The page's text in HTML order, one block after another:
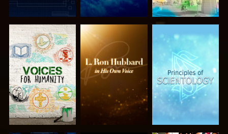
UTFORSKA
SERIEN
UTFORSKA
SERIEN
UTFORSKA
SERIEN